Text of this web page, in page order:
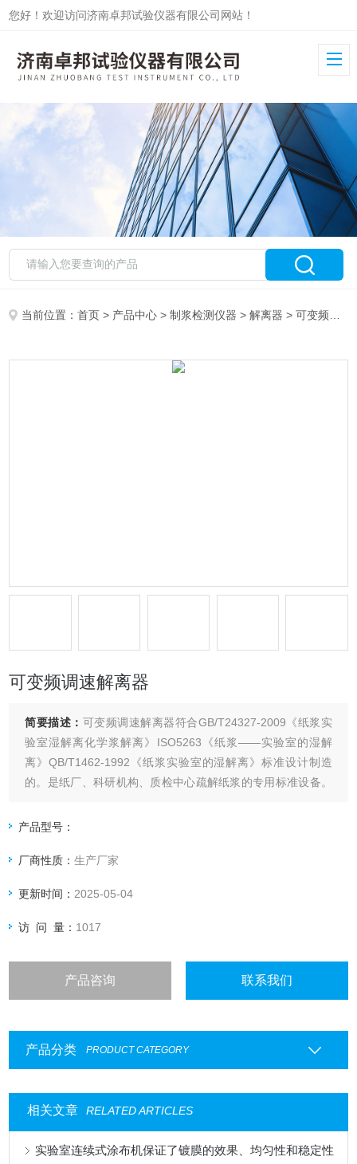
您好！欢迎访问济南卓邦试验仪器有限公司网站！
当前位置：首页 > 产品中心 >制浆检测仪器 >解离器 > 可变频调速解离器
可变频调速解离器
简要描述： 可变频调速解离器符合GB/T24327-2009《纸浆实
验室湿解离化学浆解离》ISO5263《纸浆——实验室的湿解
离》QB/T1462-1992《纸浆实验室的湿解离》标准设计制造
的。是纸厂、科研机构、质检中心疏解纸浆的专用标准设备。
的纤维在水中相互分开，又最大限度的保持纤维原来面貌、性
产品型号：
厂商性质：生产厂家
更新时间： 2025-05-04
访 问 量： 1017
产品咨询 联系我们
产品分类 PRODUCT CATEGORY
相关文章 RELATED ARTICLES
实验室连续式涂布机保证了镀膜的效果、均匀性和稳定性